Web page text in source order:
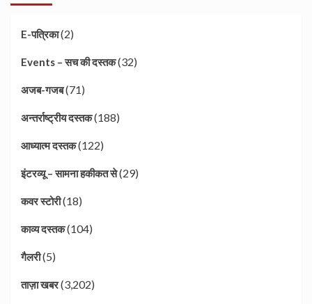
E-पत्रिका(2)
Events – सच की दस्तक(32)
अजब-गजब(71)
अन्तर्राष्ट्रीय दस्तक(188)
आध्यात्म दस्तक(122)
इंटरव्यू – सामना हकीकत से(29)
कवर स्टोरी(18)
काव्य दस्तक(104)
गैलरी(5)
ताज़ा खबर(3,202)